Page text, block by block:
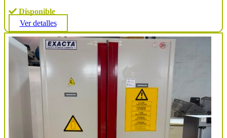
Disponible
Ver detalles